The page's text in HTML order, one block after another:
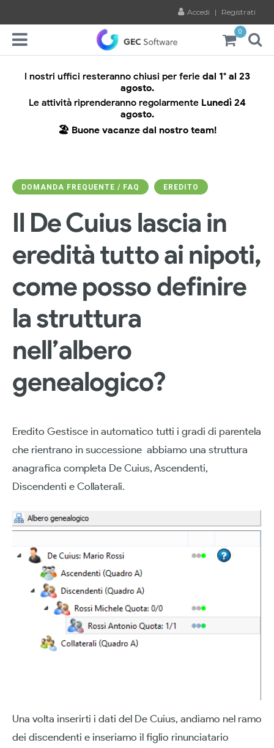
Accedi | Registrati
0
I nostri uffici resteranno chiusi per ferie dal 1° al 23
agosto.
Le attività riprenderanno regolarmente Lunedì 24
agosto.
🏖️ Buone vacanze dal nostro team!
DOMANDA FREQUENTE / FAQ EREDITO
Il De Cuius lascia in
eredità tutto ai nipoti,
come posso definire
la struttura
nell’albero
genealogico?
Eredito Gestisce in automatico tutti i gradi di parentela
che rientrano in successione abbiamo una struttura
anagrafica completa De Cuius, Ascendenti,
Discendenti e Collaterali.
Una volta inserirti i dati del De Cuius, andiamo nel ramo
dei discendenti e inseriamo il figlio rinunciatario